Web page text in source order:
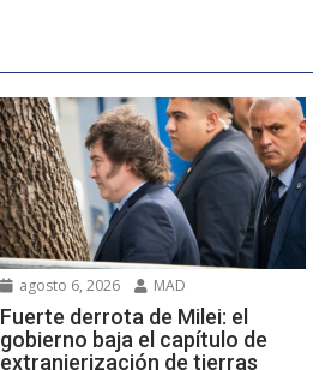
agosto 6, 2026 MAD
Fuerte derrota de Milei: el
gobierno baja el capítulo de
extranjerización de tierras